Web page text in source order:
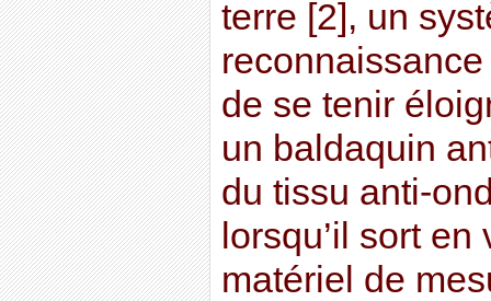
terre [2], un
de se tenir
un baldaquin
du tissu anti-
lorsqu’il sort
matériel de